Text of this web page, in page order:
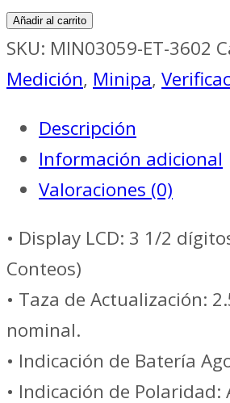
Med
ALICATE
DIGITAL
III
1000V/20MOHMS
//
MINIPA
ET-
3602
cantidad
Añadir al carrito
SKU: MIN03059-ET-3602
Medición, Minipa,
Descripción
Información adicional
Valoraciones (0)
• Display LCD: 3 1/2
Conteos)
• Taza de Actualización:
nominal.
• Indicación de Batería
• Indicación de Polaridad: